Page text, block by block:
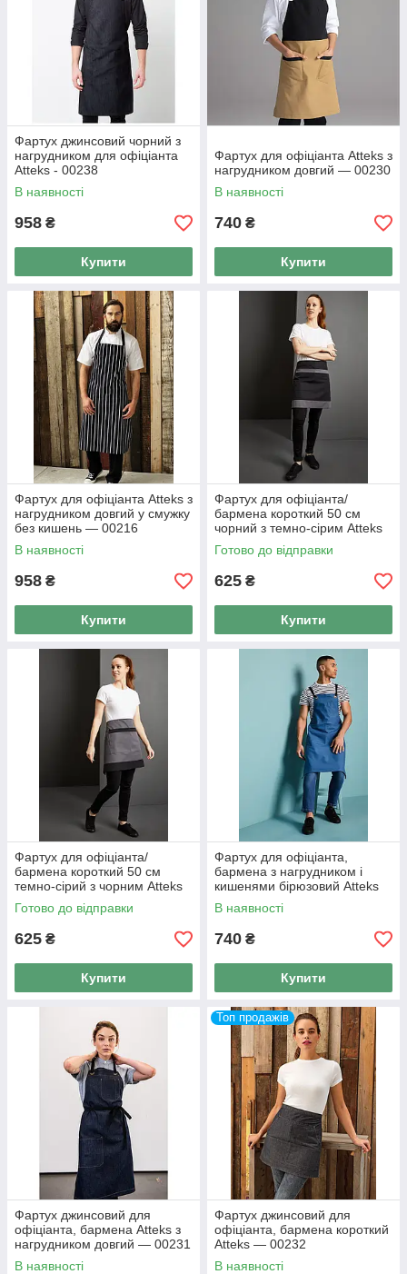
Фартух джинсовий чорний з
нагрудником для офіціанта
Atteks - 00238
В наявності
958 ₴
Купити
Фартух для офіціанта Atteks з
нагрудником довгий — 00230
В наявності
740 ₴
Купити
Фартух для офіціанта Atteks з
нагрудником довгий у смужку
без кишень — 00216
В наявності
958 ₴
Купити
Фартух для офіціанта/
бармена короткий 50 см
чорний з темно-сірим Atteks
— 00090
Готово до відправки
625 ₴
Купити
Фартух для офіціанта/
бармена короткий 50 см
темно-сірий з чорним Atteks
— 00089
Готово до відправки
625 ₴
Купити
Фартух для офіціанта,
бармена з нагрудником і
кишенями бірюзовий Atteks
— 00117
В наявності
740 ₴
Купити
Фартух джинсовий для
офіціанта, бармена Atteks з
нагрудником довгий — 00231
В наявності
Топ продажів
Фартух джинсовий для
офіціанта, бармена короткий
Atteks — 00232
В наявності